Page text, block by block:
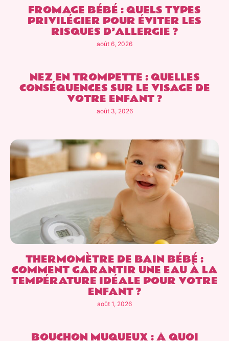
FROMAGE BÉBÉ : QUELS TYPES
PRIVILÉGIER POUR ÉVITER LES
RISQUES D’ALLERGIE ?
août 6, 2026
NEZ EN TROMPETTE : QUELLES
CONSÉQUENCES SUR LE VISAGE DE
VOTRE ENFANT ?
août 3, 2026
THERMOMÈTRE DE BAIN BÉBÉ :
COMMENT GARANTIR UNE EAU À LA
TEMPÉRATURE IDÉALE POUR VOTRE
ENFANT ?
août 1, 2026
BOUCHON MUQUEUX : À QUOI